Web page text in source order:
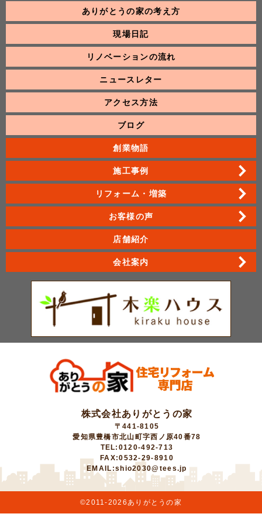
ありがとうの家の考え方
現場日記
リノベーションの流れ
ニュースレター
アクセス方法
ブログ
創業物語
施工事例
リフォーム・増築
お客様の声
店舗紹介
会社案内
株式会社ありがとうの家
〒441-8105
愛知県豊橋市北山町字西ノ原40番78
TEL:0120-492-713
FAX:0532-29-8910
EMAIL:shio2030@tees.jp
©2011-2026ありがとうの家